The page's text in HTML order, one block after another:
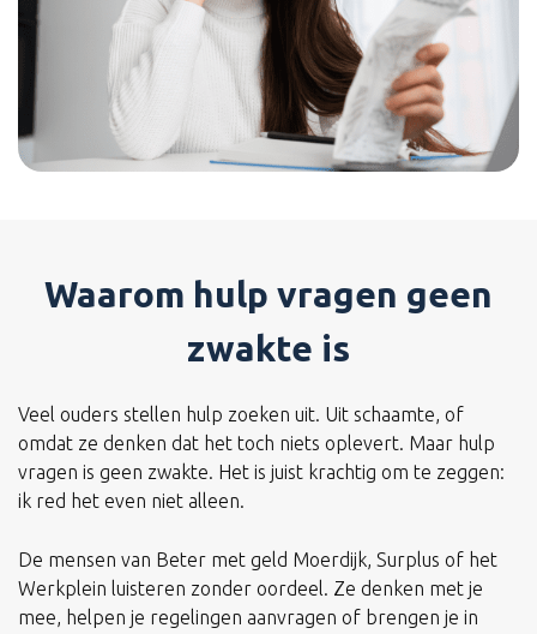
Waarom hulp vragen geen
zwakte is
Veel ouders stellen hulp zoeken uit. Uit schaamte, of
omdat ze denken dat het toch niets oplevert. Maar hulp
vragen is geen zwakte. Het is juist krachtig om te zeggen:
ik red het even niet alleen.
De mensen van Beter met geld Moerdijk, Surplus of het
Werkplein luisteren zonder oordeel. Ze denken met je
mee, helpen je regelingen aanvragen of brengen je in